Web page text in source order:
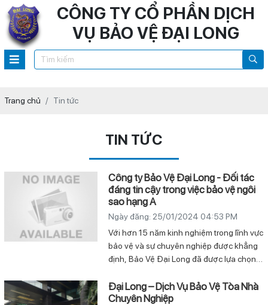
CÔNG TY CỔ PHẦN DỊCH
VỤ BẢO VỆ ĐẠI LONG
Trang chủ Tin tức
TIN TỨC
Công ty Bảo Vệ Đại Long - Đối tác
đáng tin cậy trong việc bảo vệ ngôi
sao hạng A
Ngày đăng: 25/01/2024 04:53 PM
Với hơn 15 năm kinh nghiệm trong lĩnh vực
bảo vệ và sự chuyên nghiệp được khẳng
định, Bảo Vệ Đại Long đã được lựa chọn
ninh và sự bảo vệ cho ngôi sao hạng A
này.
Đại Long – Dịch Vụ Bảo Vệ Tòa Nhà
Chuyên Nghiệp